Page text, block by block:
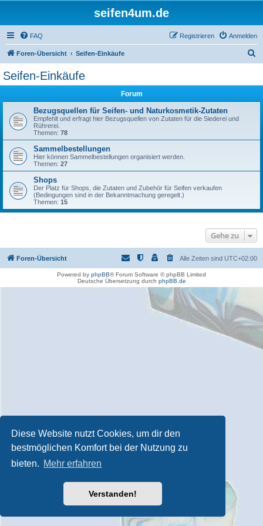
Diese Website nutzt Cookies, um dir den
bestmöglichen Komfort bei der Nutzung zu
bieten. Mehr erfahren
Verstanden!
seifen4um.de
FAQ Anmelden
Registrieren
Foren-Übersicht Seifen-Einkäufe
Seifen-Einkäufe
Forum
Bezugsquellen für Seifen- und Naturkosmetik-Zutaten
Empfehlt und erfragt hier Bezugsquellen von Zutaten für die Siederei und
Rührerei.
Themen: 78
Sammelbestellungen
Hier können Sammelbestellungen organisiert werden.
Themen: 27
Shops
Der Platz für Shops, die Zutaten und Zubehör für Seifen verkaufen
(Bedingungen sind in der Bekanntmachung geregelt.)
Themen: 15
Gehe zu
Foren-Übersicht Alle Zeiten sind UTC+02:00
Powered by phpBB® Forum Software © phpBB Limited
Deutsche Übersetzung durch phpBB.de